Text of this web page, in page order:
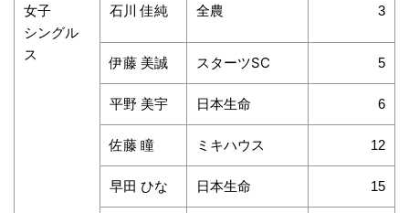
女子
シングル
ス
石川 佳純 全農 3
伊藤 美誠 スターツSC 5
平野 美宇 日本生命 6
佐藤 瞳 ミキハウス 12
早田 ひな 日本生命 15